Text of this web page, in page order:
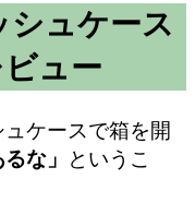
シュケース
ュー
ケースで箱を開
な」
というこ